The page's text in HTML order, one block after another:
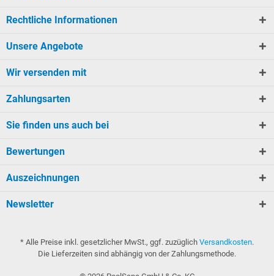
Rechtliche Informationen
Unsere Angebote
Wir versenden mit
Zahlungsarten
Sie finden uns auch bei
Bewertungen
Auszeichnungen
Newsletter
* Alle Preise inkl. gesetzlicher MwSt., ggf. zuzüglich Versandkosten.
Die Lieferzeiten sind abhängig von der Zahlungsmethode.